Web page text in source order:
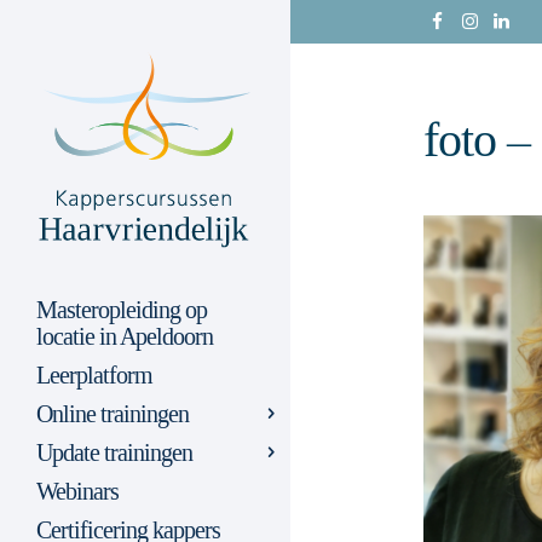
Masteropleiding op
locatie in Apeldoorn
Leerplatform
Online trainingen
Update trainingen
Webinars
Certificering kappers
foto